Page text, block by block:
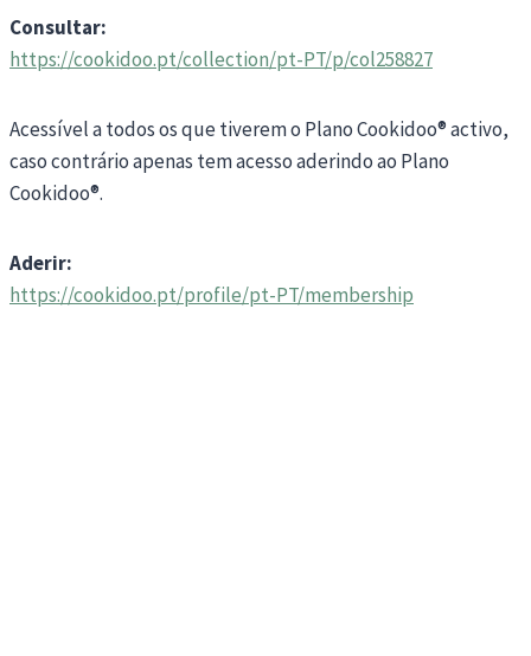
Consultar:
https://cookidoo.pt/collection/pt-PT/p/col258827
Acessível a todos os que tiverem o Plano Cookidoo® activo,
caso contrário apenas tem acesso aderindo ao Plano
Cookidoo®.
Aderir:
https://cookidoo.pt/profile/pt-PT/membership